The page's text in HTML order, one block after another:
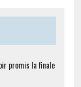
promis la finale